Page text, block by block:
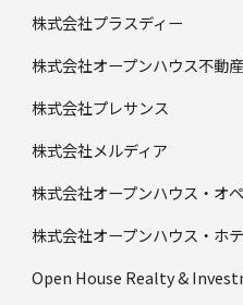
株式会社プラスディー
株式会社オープンハウス不動
株式会社プレサンス
株式会社メルディア
株式会社オープンハウス・オ
株式会社オープンハウス・ホ
Open House Realty &